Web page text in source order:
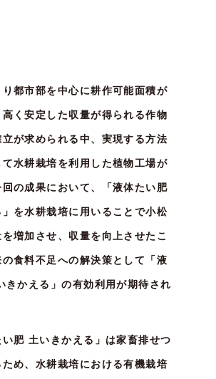
り都市部を中心に耕作可能面積が
く安定した収量が得られる作物
が求められる中、実現する方法
水耕栽培を利用した植物工場が
の成果において、「液体たい肥
を水耕栽培に用いることで小松
増加させ、収量を向上させたこ
の食料不足への解決策として「液
きかえる」の有効利用が期待され
い肥 土いきかえる」は家畜排せつ
め、水耕栽培における有機栽培